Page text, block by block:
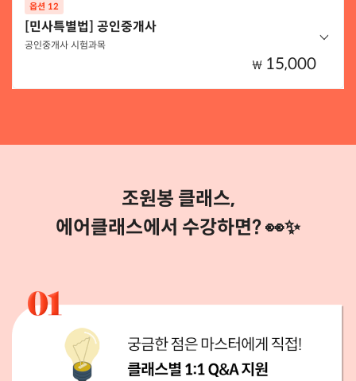
옵션 구성
상법조문 주식회사 A(설립~주식)
옵션 12
[민사특별법] 공인중개사
공인중개사 시험과목
₩15,000
조원봉 클래스,
에어클래스에서 수강하면? 👀✨